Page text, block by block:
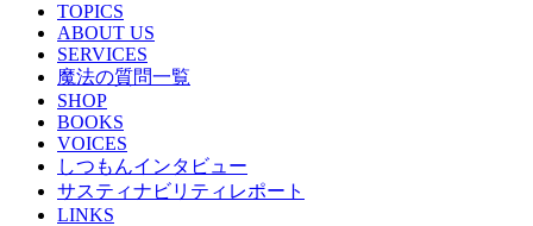
TOPICS
ABOUT US
SERVICES
魔法の質問一覧
SHOP
BOOKS
VOICES
しつもんインタビュー
サスティナビリティレポート
LINKS